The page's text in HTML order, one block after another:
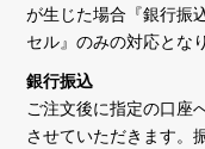
が生じた場合『銀行振
セル』のみの対応とな
銀行振込
ご注文後に指定の口座
させていただきます。